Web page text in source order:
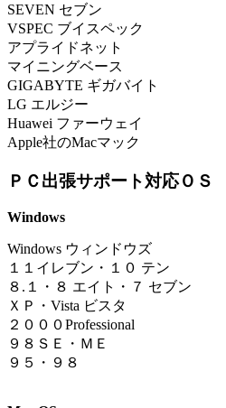
SEVEN セブン
VSPEC ブイスペック
アプライドネット
マイニングベース
GIGABYTE ギガバイト
LG エルジー
Huawei ファーウェイ
Apple社のMacマック
ＰＣ出張サポート対応ＯＳ
Windows
Windows ウィンドウズ
１
１イレブン ・ １０ テン
８.１
・ ８ エイト・７ セブン
ＸＰ・Vista ビスタ
２０００Professional
９８ＳＥ・ＭＥ
９５・９８